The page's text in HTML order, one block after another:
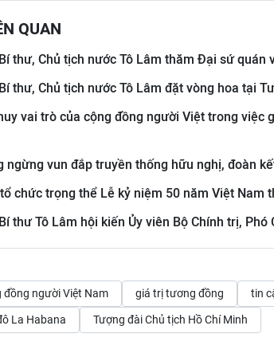
QUAN
thư, Chủ tịch nước Tô Lâm thăm Đại sứ quán
thư, Chủ tịch nước Tô Lâm đặt vòng hoa tại
vai trò của cộng đồng người Việt trong việc
ngừng vun đắp truyền thống hữu nghị, đoàn
chức trọng thể Lễ kỷ niệm 50 năm Việt Nam
thư Tô Lâm hội kiến Ủy viên Bộ Chính trị,
đồng người Việt Nam giá trị tương đồng tin
La Habana Tượng đài Chủ tịch Hồ Chí Minh